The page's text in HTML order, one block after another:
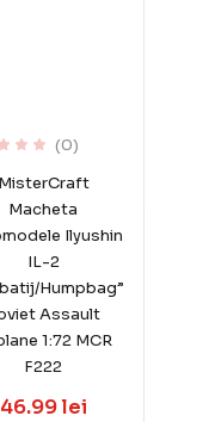
(0)
MisterCraft
Macheta
Ilyushin
IL-2
Humpbag”
Assault
1:72 MCR
F222
46.99 lei